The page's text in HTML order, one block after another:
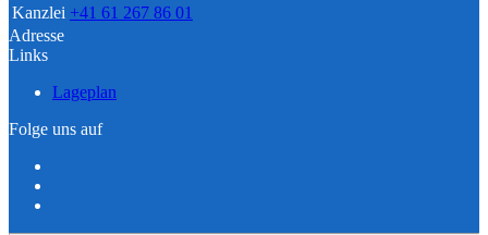
Kanzlei +41 61 267 86 01
Adresse
Links
Lageplan
Folge uns auf